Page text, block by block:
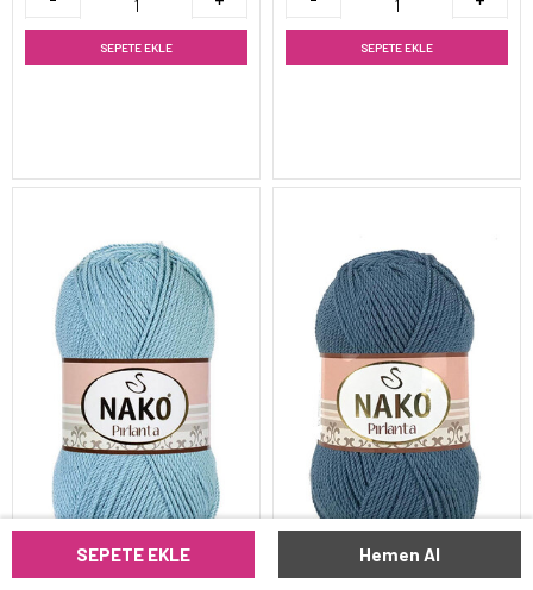
SEPETE EKLE Hemen Al
SEPETE EKLE SEPETE EKLE